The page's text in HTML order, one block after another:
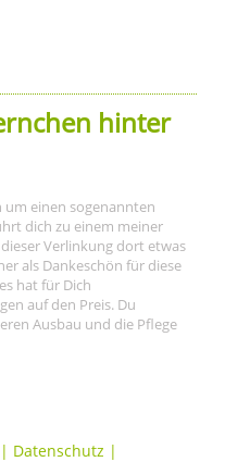
hinter
um einen sogenannten
dich zu einem meiner
Verlinkung dort etwas
als Dankeschön für diese
hat für Dich
auf den Preis. Du
Ausbau und die Pflege
| Datenschutz |